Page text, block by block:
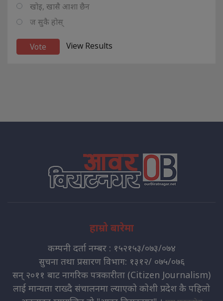
खोइ, खासै आशा छैन
ज सुकै होस्
View Results
हाम्रो बारेमा
कम्पनी दर्ता नम्बर : १५२१५३/०७३/०७४
सुचना तथा प्रसारण विभाग: १३१२/ ०७५/०७६
सन् २०११ बाट नागरिक पत्रकारीता (Citizen Journalism)
लाई मान्यता राख्दै संचालनमा ल्याएको कोशी प्रदेश कै पहिलो